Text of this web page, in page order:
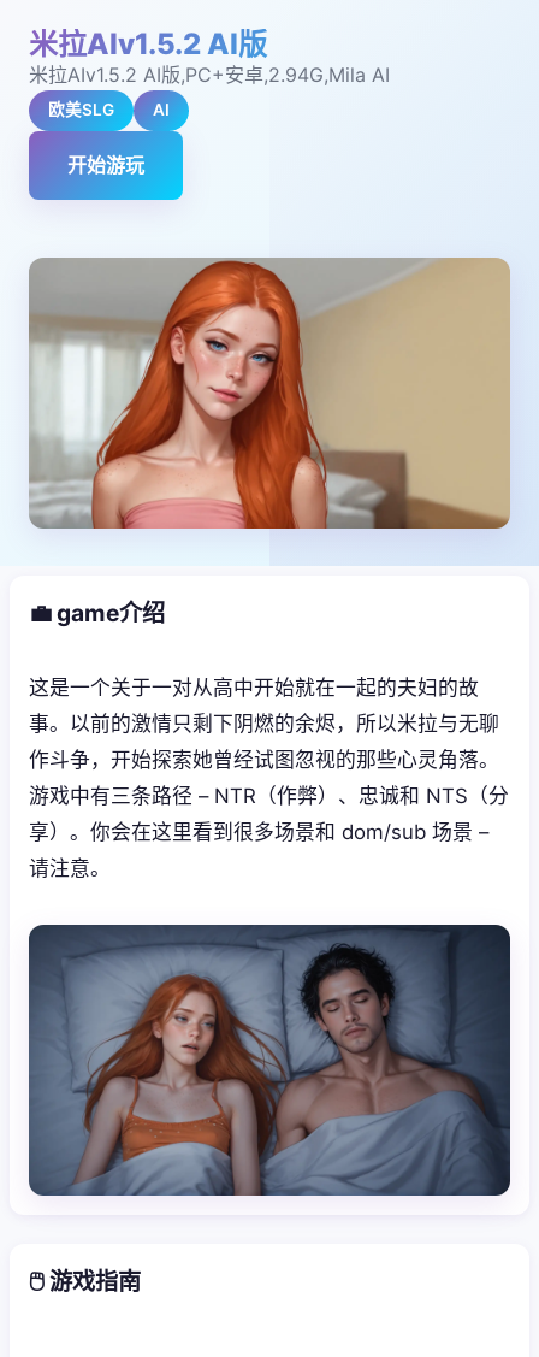
米拉AIv1.5.2 AI版
米拉AIv1.5.2 AI版,PC+安卓,2.94G,Mila AI
欧美SLG AI
开始游玩
💼 game介绍
这是一个关于一对从高中开始就在一起的夫妇的故
事。以前的激情只剩下阴燃的余烬，所以米拉与无聊
作斗争，开始探索她曾经试图忽视的那些心灵角落。
游戏中有三条路径 – NTR（作弊）、忠诚和 NTS（分
享）。你会在这里看到很多场景和 dom/sub 场景 –
请注意。
🖱️ 游戏指南